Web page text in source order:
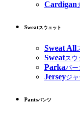
Cardigan
Sweatスウェット
Sweat All
Sweatスウ
Parkaパー
Jerseyジ
Pantsパンツ